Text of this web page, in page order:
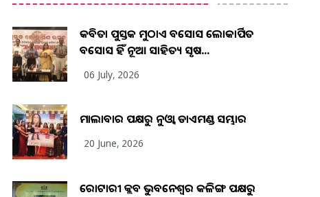
କବିତା ପୁସ୍ତକ ମୁଠାଏ ଅବସୋସ ଲୋକାର୍ପିତ
ଅବସୋସ ହିଁ ନୂଆ ସାହିତ୍ୟ ସୃଷ...
06 July, 2026
ମାଲାବାର ପକ୍ଷରୁ ନୁଓ୍ବା ଡାଏମଣ୍ଡ ସମ୍ଭାର
20 June, 2026
ରୋଟାରୀ କ୍ଲବ ଭୁବନେଶ୍ୱର କଳିଙ୍ଗ ପକ୍ଷରୁ